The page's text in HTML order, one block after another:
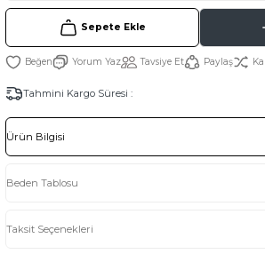
Sepete Ekle
Yorum Yaz Tavsiye Et Paylaş
Tahmini Kargo Süresi :
Ürün Bilgisi
Beden Tablosu
Taksit Seçenekleri